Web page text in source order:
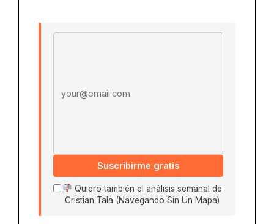
Suscribirme gratis
Quiero también el análisis semanal de
Cristian Tala (Navegando Sin Un Mapa)